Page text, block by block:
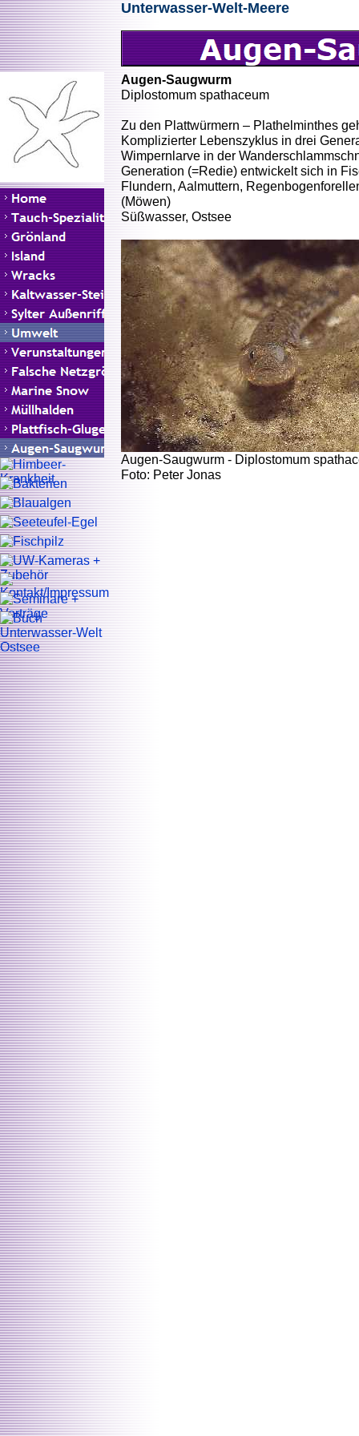
Augen-Saugwurm
Diplostomum spathaceum
Zu den Plattwürmern – Plathelminthes
Komplizierter Lebenszyklus in drei
Wimpernlarve in der
Generation (=Redie) entwickelt sich in
Flundern, Aalmuttern,
(Möwen)
Süßwasser, Ostsee
Augen-Saugwurm - Diplostomum
Foto: Peter Jonas
Unterwasser-Welt-Meere